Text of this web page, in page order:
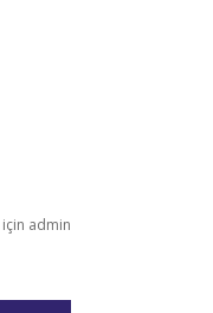
için admin